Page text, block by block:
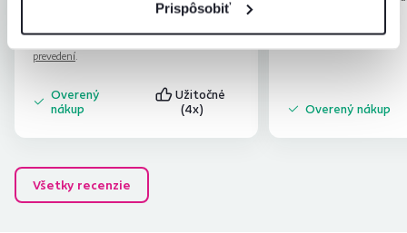
Prispôsobiť
Recenzia pre rovnaký model, avšak v inom
prevedení.
Overený
nákup
Užitočné
(4x)
Overený nákup
Všetky recenzie